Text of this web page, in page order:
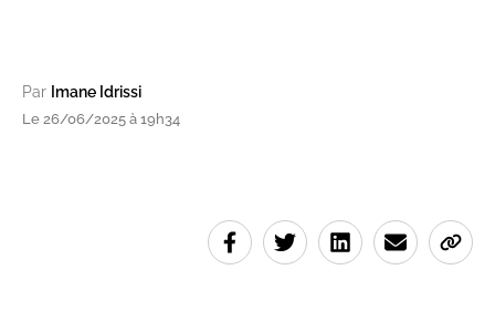
Par Imane Idrissi
Le 26/06/2025 à 19h34